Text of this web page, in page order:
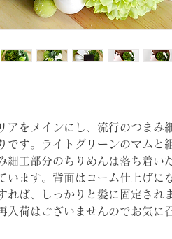
アをメインにし、流行のつまみ
です。ライトグリーンのマムと
細工部分のちりめんは落ち着い
います。背面はコーム仕上げに
れば、しっかりと髪に固定され
入荷はございませんのでお気に